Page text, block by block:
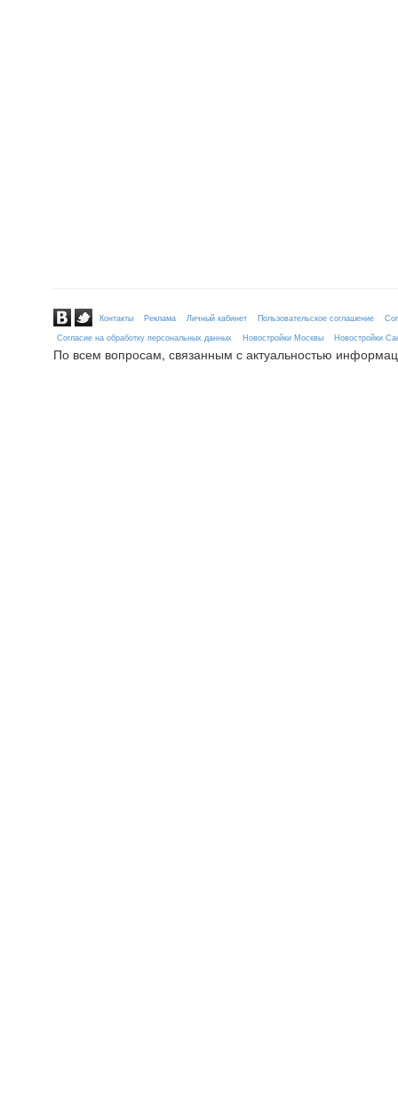
Контакты Реклама Личный кабинет Пользовательское соглашение
Согласие на обработку персональных данных
Новостройки Москвы Новостройки
По всем вопросам, связанным с актуальностью